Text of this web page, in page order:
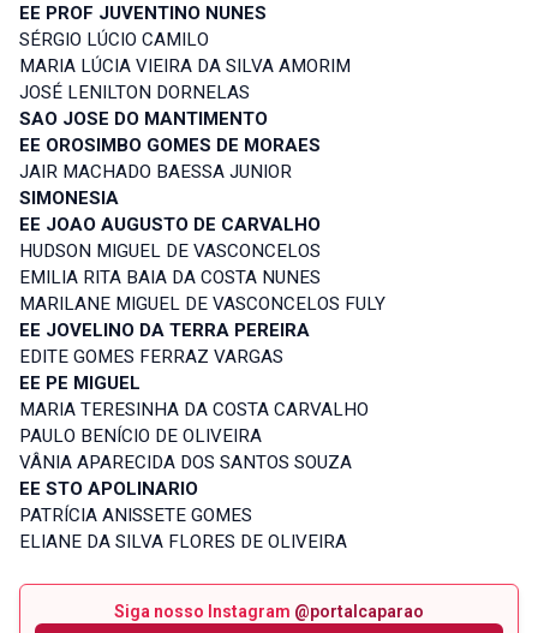
EE PROF JUVENTINO NUNES
SÉRGIO LÚCIO CAMILO
MARIA LÚCIA VIEIRA DA SILVA AMORIM
JOSÉ LENILTON DORNELAS
SAO JOSE DO MANTIMENTO
EE OROSIMBO GOMES DE MORAES
JAIR MACHADO BAESSA JUNIOR
SIMONESIA
EE JOAO AUGUSTO DE CARVALHO
HUDSON MIGUEL DE VASCONCELOS
EMILIA RITA BAIA DA COSTA NUNES
MARILANE MIGUEL DE VASCONCELOS FULY
EE JOVELINO DA TERRA PEREIRA
EDITE GOMES FERRAZ VARGAS
EE PE MIGUEL
MARIA TERESINHA DA COSTA CARVALHO
PAULO BENÍCIO DE OLIVEIRA
VÂNIA APARECIDA DOS SANTOS SOUZA
EE STO APOLINARIO
PATRÍCIA ANISSETE GOMES
ELIANE DA SILVA FLORES DE OLIVEIRA
Siga nosso Instagram @portalcaparao